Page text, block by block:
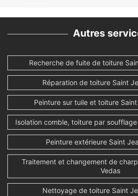
Autres
Recherche de fuite de toiture
Réparation de toiture Saint
Peinture sur tuile et toiture
Isolation comble, toiture par
Peinture extérieure Saint
Traitement et changement de
Vedas
Nettoyage de toiture Saint